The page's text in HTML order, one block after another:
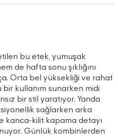
bu etek, yumuşak
de hafta sonu şıklığını
Orta bel yüksekliği ve rahat
kullanım sunarken midi
bir stil yaratıyor. Yanda
sağlarken arka
kanca-kilit kapama detayı
Günlük kombinlerden